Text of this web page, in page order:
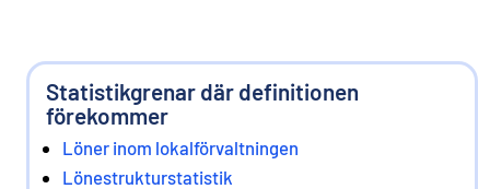
Statistikgrenar där definitionen
förekommer
Löner inom lokalförvaltningen
Lönestrukturstatistik